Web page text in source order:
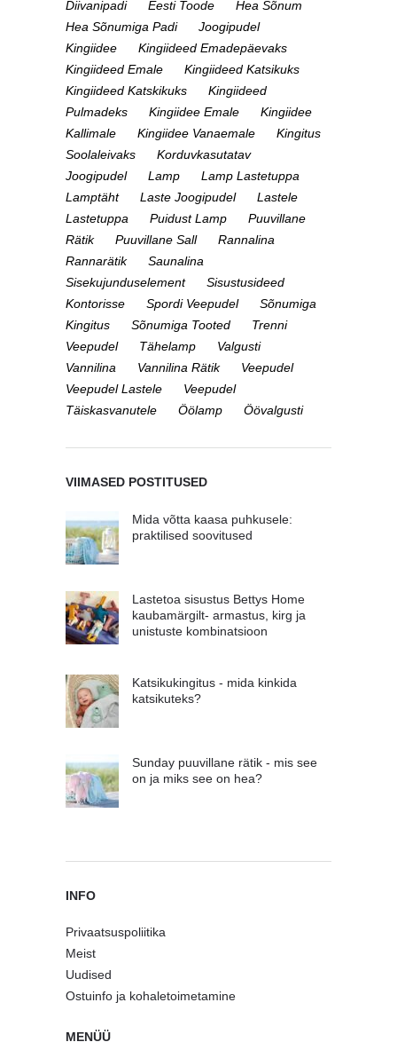
Diivanipadi
Eesti Toode
Hea Sõnum
Hea Sõnumiga Padi
Joogipudel
Kingiidee
Kingiideed Emadepäevaks
Kingiideed Emale
Kingiideed Katsikuks
Kingiideed Katskikuks
Kingiideed
Pulmadeks
Kingiidee Emale
Kingiidee
Kallimale
Kingiidee Vanaemale
Kingitus
Soolaleivaks
Korduvkasutatav
Joogipudel
Lamp
Lamp Lastetuppa
Lamptäht
Laste Joogipudel
Lastele
Lastetuppa
Puidust Lamp
Puuvillane
Rätik
Puuvillane Sall
Rannalina
Rannarätik
Saunalina
Sisekujunduselement
Sisustusideed
Kontorisse
Spordi Veepudel
Sõnumiga
Kingitus
Sõnumiga Tooted
Trenni
Veepudel
Tähelamp
Valgusti
Vannilina
Vannilina Rätik
Veepudel
Veepudel Lastele
Veepudel
Täiskasvanutele
Öölamp Öövalgusti
VIIMASED POSTITUSED
Mida võtta kaasa puhkusele:
praktilised soovitused
Lastetoa sisustus Bettys Home
kaubamärgilt- armastus, kirg ja
unistuste kombinatsioon
Katsikukingitus - mida kinkida
katsikuteks?
Sunday puuvillane rätik - mis see
on ja miks see on hea?
INFO
Privaatsuspoliitika
Meist
Uudised
Ostuinfo ja kohaletoimetamine
MENÜÜ